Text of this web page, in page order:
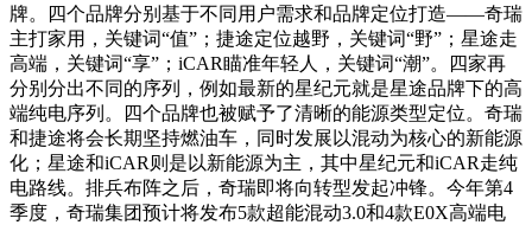
牌。四个品牌分别基于不同用户需求和品牌定位打造——奇瑞
主打家用，关键词“值”；捷途定位越野，关键词“野”；星途走
高端，关键词“享”；iCAR瞄准年轻人，关键词“潮”。四家再
分别分出不同的序列，例如最新的星纪元就是星途品牌下的高
端纯电序列。四个品牌也被赋予了清晰的能源类型定位。奇瑞
和捷途将会长期坚持燃油车，同时发展以混动为核心的新能源
化；星途和iCAR则是以新能源为主，其中星纪元和iCAR走纯
电路线。排兵布阵之后，奇瑞即将向转型发起冲锋。今年第4
季度，奇瑞集团预计将发布5款超能混动3.0和4款E0X高端电